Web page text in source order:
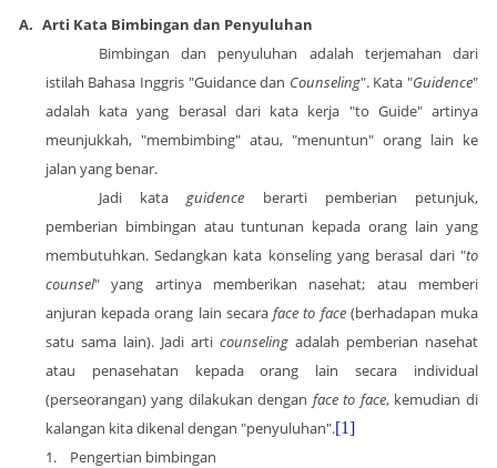
A. Arti Kata Bimbingan dan Penyuluhan
Bimbingan dan penyuluhan adalah terjemahan dari
istilah Bahasa Inggris "Guidance dan Counseling". Kata "Guidence"
adalah kata yang berasal dari kata kerja "to Guide" artinya
meunjukkah, "membimbing" atau, "menuntun" orang lain ke
jalan yang benar.
Jadi kataguidence berarti pemberian petunjuk,
pemberian bimbingan atau tuntunan kepada orang lain yang
membutuhkan. Sedangkan kata konseling yang berasal dari "to
counsel" yang artinya memberikan nasehat; atau memberi
anjuran kepada orang lain secaraface to face (berhadapan muka
satu sama lain). Jadi arti counselingadalah pemberian nasehat
atau penasehatan kepada orang lain secara individual
(perseorangan) yang dilakukan dengan face to face, kemudian di
kalangan kita dikenal dengan "penyuluhan".[1]
1.
Pengertian bimbingan